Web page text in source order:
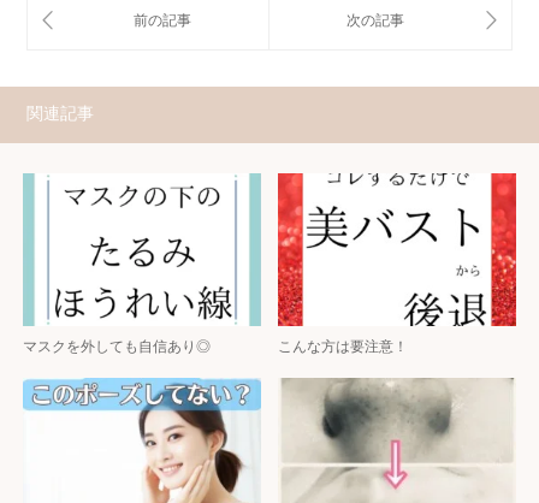
関連記事
マスクを外しても自信あり◎ こんな方は要注意！